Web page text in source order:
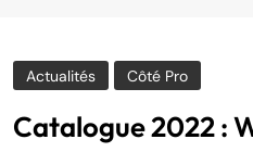
Actualités Côté Pro
Catalogue 2022 :